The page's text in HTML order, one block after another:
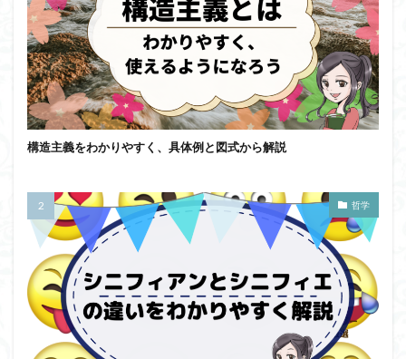
構造主義をわかりやすく、具体例と図式から解説
哲学